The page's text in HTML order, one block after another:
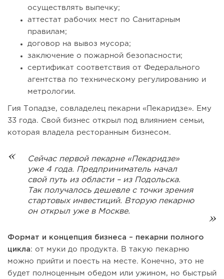
осуществлять выпечку;
аттестат рабочих мест по Санитарным
правилам;
договор на вывоз мусора;
заключение о пожарной безопасности;
сертификат соответствия от Федерального
агентства по техническому регулированию и
метрологии.
Гия Топадзе, совладелец пекарни «Пекаридзе». Ему
33 года. Свой бизнес открыл под влиянием семьи,
которая владела ресторанным бизнесом.
Сейчас первой пекарне «Пекаридзе»
уже 4 года. Предприниматель начал
свой путь из области – из Подольска.
Так получалось дешевле с точки зрения
стартовых инвестиций. Вторую пекарню
он открыл уже в Москве.
Формат и концепция бизнеса – пекарни полного
цикла: от муки до продукта. В такую пекарню
можно прийти и поесть на месте. Конечно, это не
будет полноценным обедом или ужином, но быстрый